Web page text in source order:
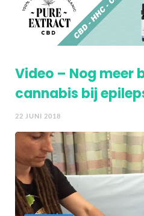
Video – Nog meer
cannabis bij
22 JUNI 2018